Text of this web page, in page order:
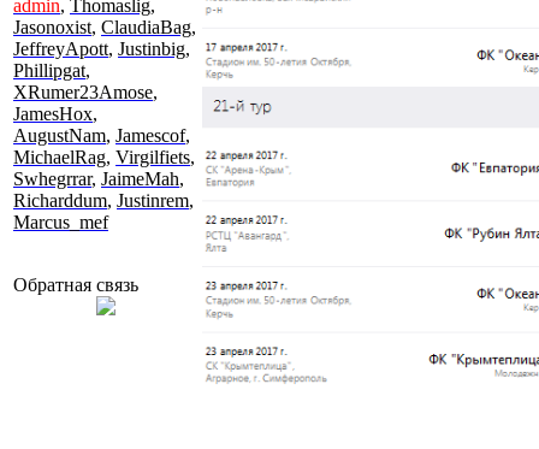
admin, Thomaslig,
Jasonoxist, ClaudiaBag,
JeffreyApott, Justinbig,
Phillipgat,
XRumer23Amose,
JamesHox,
AugustNam, Jamescof,
MichaelRag, Virgilfiets,
Swhegrrar, JaimeMah,
Richarddum, Justinrem,
Marcus_mef
Обратная связь